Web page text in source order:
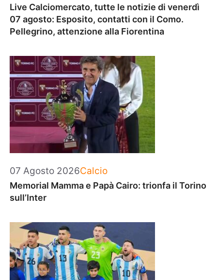
Live Calciomercato, tutte le notizie di venerdì
07 agosto: Esposito, contatti con il Como.
Pellegrino, attenzione alla Fiorentina
07 Agosto 2026Categorie
Calcio
Memorial Mamma e Papà Cairo: trionfa il Torino
sull’Inter